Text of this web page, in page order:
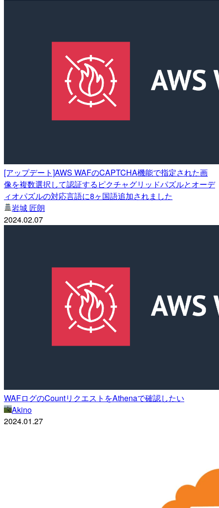
[アップデート]AWS WAFのCAPTCHA機能で指定された画
像を複数選択して認証するピクチャグリッドパズルとオーデ
ィオパズルの対応言語に8ヶ国語追加されました
岩城 匠朗
2024.02.07
WAFログのCountリクエストをAthenaで確認したい
Akino
2024.01.27